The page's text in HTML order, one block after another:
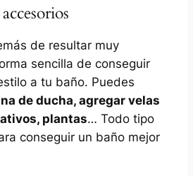
de resultar muy
sencilla de conseguir
a tu baño. Puedes
de ducha, agregar velas
plantas… Todo tipo
conseguir un baño mejor